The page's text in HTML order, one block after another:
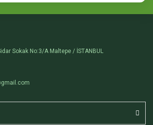
Sokak No:3/A Maltepe / İSTANBUL